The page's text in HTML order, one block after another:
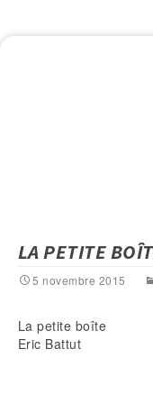
LA PETITE
5 novembre 2015
La petite boîte
Eric Battut